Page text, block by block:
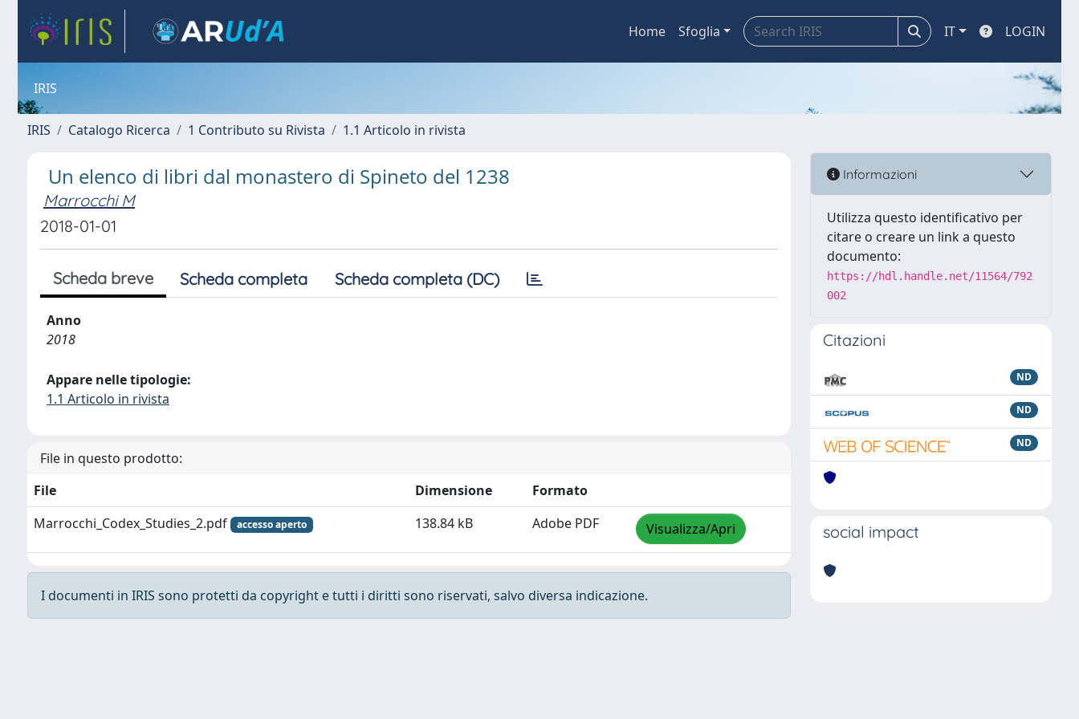
Home Sfoglia IT LOGIN
IRIS
IRIS Catalogo Ricerca 1 Contributo su Rivista 1.1 Articolo in rivista
Un elenco di libri dal monastero di Spineto del 1238
Marrocchi M
2018-01-01
Scheda breve Scheda completa Scheda completa (DC)
Anno
2018
Appare nelle tipologie:
1.1 Articolo in rivista
File in questo prodotto:
File
Dimensione
Formato
Marrocchi_Codex_Studies_2.pdf
accesso aperto 138.84 kB Adobe PDF Visualizza/Apri
I documenti in IRIS sono protetti da copyright e tutti i diritti sono riservati, salvo diversa indicazione.
Informazioni
Utilizza questo identificativo per
citare o creare un link a questo
documento:
https://hdl.handle.net/11564/792
002
Citazioni
ND
ND
ND
social impact